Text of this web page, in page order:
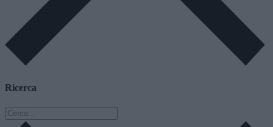
Ricerca